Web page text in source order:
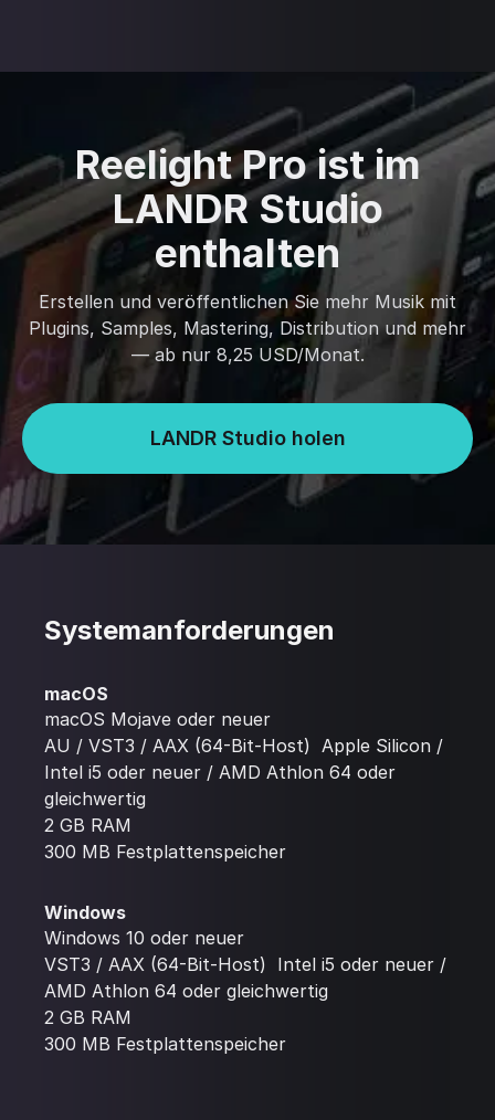
Reelight Pro ist im
LANDR Studio
enthalten
Erstellen und veröffentlichen Sie mehr Musik mit
Plugins, Samples, Mastering, Distribution und mehr
— ab nur 8,25 USD/Monat.
LANDR Studio holen
Systemanforderungen
macOS
macOS Mojave oder neuer
AU / VST3 / AAX (64-Bit-Host) Apple Silicon /
Intel i5 oder neuer / AMD Athlon 64 oder
gleichwertig
2 GB RAM
300 MB Festplattenspeicher
Windows
Windows 10 oder neuer
VST3 / AAX (64-Bit-Host) Intel i5 oder neuer /
AMD Athlon 64 oder gleichwertig
2 GB RAM
300 MB Festplattenspeicher